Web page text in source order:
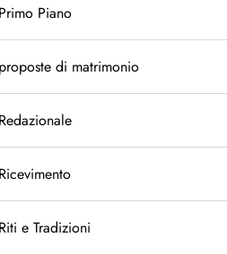
Primo Piano
proposte di matrimonio
Redazionale
Ricevimento
Riti e Tradizioni